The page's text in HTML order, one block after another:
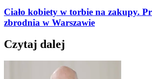
Ciało kobiety w torbie na zakupy.
zbrodnia w Warszawie
Czytaj dalej